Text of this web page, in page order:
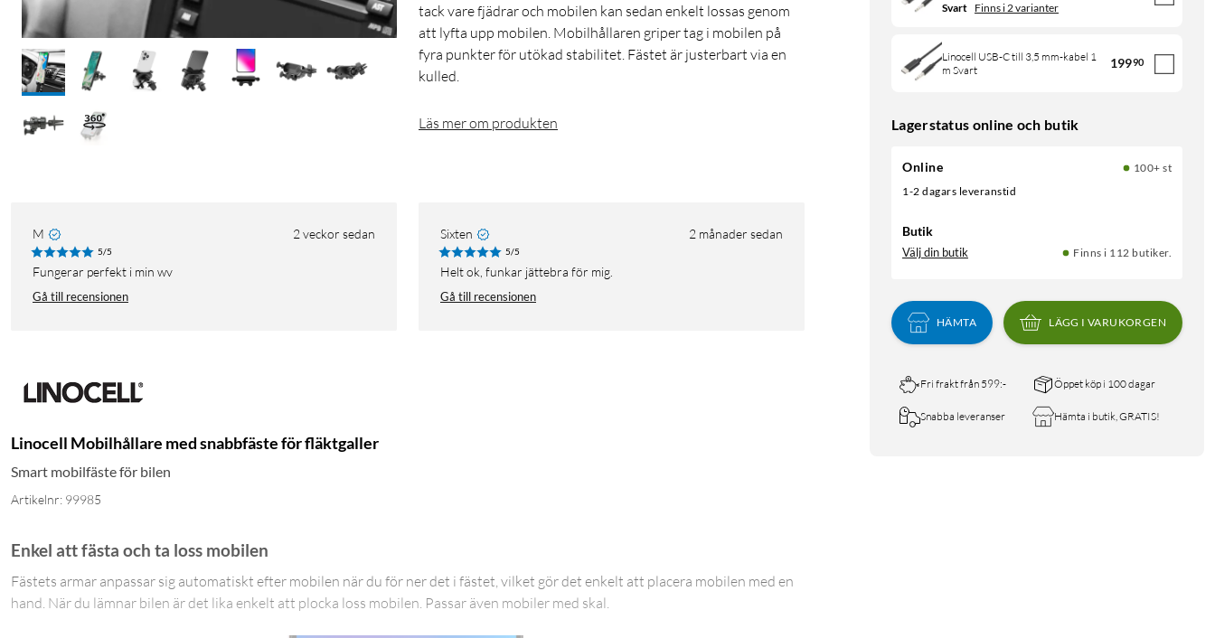
Svart Finns i 2 varianter
Linocell USB-C till 3,5 mm-kabel 1
m Svart
19990
Lagerstatus online och butik
Online
100+ st
1-2 dagars leveranstid
Butik
Välj din butik Finns i 112 butiker.
HÄMTA LÄGG I VARUKORGEN
Fri frakt från 599:- Öppet köp i 100 dagar
Snabba leveranser Hämta i butik, GRATIS!
tack vare fjädrar och mobilen kan sedan enkelt lossas genom
att lyfta upp mobilen. Mobilhållaren griper tag i mobilen på
fyra punkter för utökad stabilitet. Fästet är justerbart via en
kulled.
Läs mer om produkten
M 2 veckor sedan
5/5
Fungerar perfekt i min wv
Gå till recensionen
Sixten 2 månader sedan
5/5
Helt ok, funkar jättebra för mig.
Gå till recensionen
Linocell Mobilhållare med snabbfäste för fläktgaller
Smart mobilfäste för bilen
Artikelnr: 99985
Enkel att fästa och ta loss mobilen
Fästets armar anpassar sig automatiskt efter mobilen när du för ner det i fästet, vilket gör det enkelt att placera mobilen med en
hand. När du lämnar bilen är det lika enkelt att plocka loss mobilen. Passar även mobiler med skal.